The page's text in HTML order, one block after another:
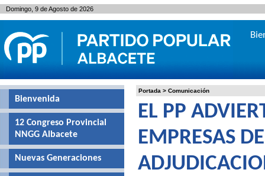
Portada > Comunicación
EL PP
EMPRESAS
Bienvenida
12 Congreso Provincial
NNGG Albacete
Nuevas Generaciones
Domingo, 9 de Agosto de 2026